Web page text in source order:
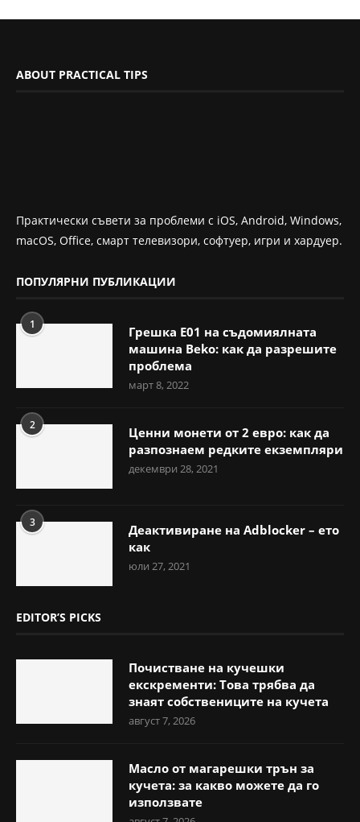
ABOUT PRACTICAL TIPS
Практически съвети за проблеми с iOS, Android, Windows,
macOS, Office, смарт телевизори, софтуер, игри и хардуер.
ПОПУЛЯРНИ ПУБЛИКАЦИИ
1
Грешка E01 на съдомиялната
машина Beko: как да разрешите
проблема
март 8, 2022
2
Ценни монети от 2 евро: как да
разпознаем редките екземпляри
декември 28, 2021
3
Деактивиране на Adblocker – ето
как
юли 27, 2021
EDITOR’S PICKS
Почистване на кучешки
екскременти: Това трябва да
знаят собствениците на кучета
август 7, 2026
Масло от магарешки трън за
кучета: за какво можете да го
използвате